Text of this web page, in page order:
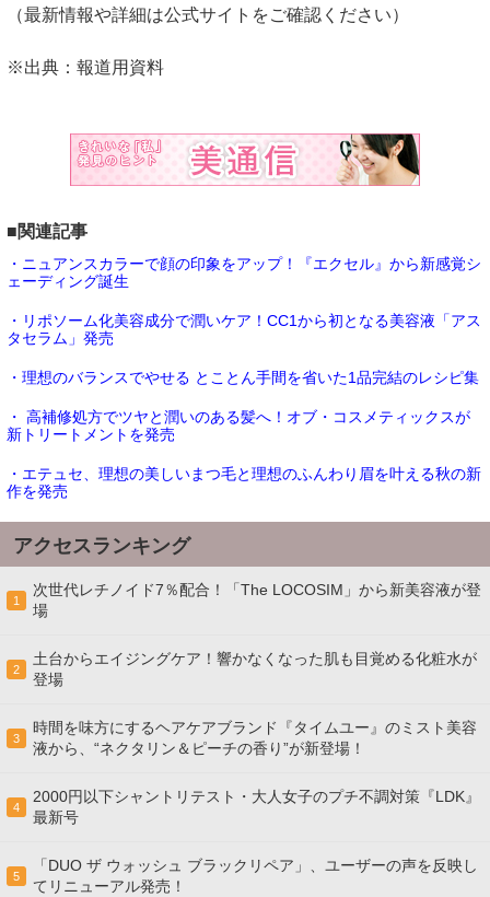
（最新情報や詳細は公式サイトをご確認ください）
※出典：報道用資料
■関連記事
・ニュアンスカラーで顔の印象をアップ！『エクセル』から新感覚シ
ェーディング誕生
・リポソーム化美容成分で潤いケア！CC1から初となる美容液「アス
タセラム」発売
・理想のバランスでやせる とことん手間を省いた1品完結のレシピ集
・ 高補修処方でツヤと潤いのある髪へ！オブ・コスメティックスが
新トリートメントを発売
・エテュセ、理想の美しいまつ毛と理想のふんわり眉を叶える秋の新
作を発売
アクセスランキング
1
次世代レチノイド7％配合！「The LOCOSIM」から新美容液が登
場
2
土台からエイジングケア！響かなくなった肌も目覚める化粧水が
登場
3
時間を味方にするヘアケアブランド『タイムユー』のミスト美容
液から、“ネクタリン＆ピーチの香り”が新登場！
4
2000円以下シャントリテスト・大人女子のプチ不調対策『LDK』
最新号
5
「DUO ザ ウォッシュ ブラックリペア」、ユーザーの声を反映し
てリニューアル発売！